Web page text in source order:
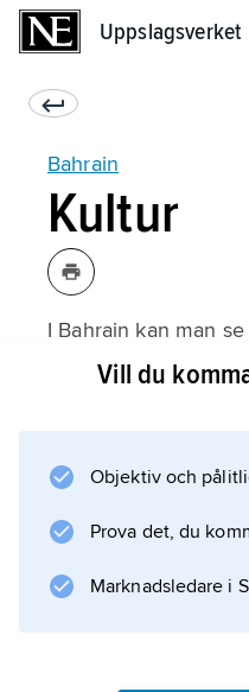
Uppslagsverket
Bahrain
Kultur
I Bahrain kan man
människor från
2000-talet före
Kristus.
Vill du
Objektiv och
Prova det, du
Marknadsledare i